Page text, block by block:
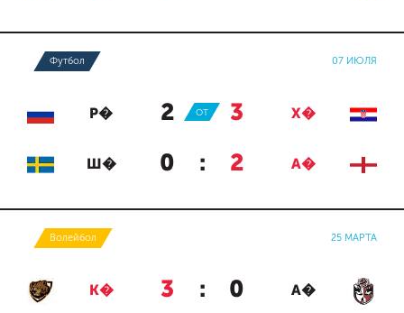
Футбол 07 ИЮЛЯ
Р� 2 : 3 Х�
ОТ
Ш� 0 : 2 А�
Волейбол 25 МАРТА
К� 3 : 0 А�